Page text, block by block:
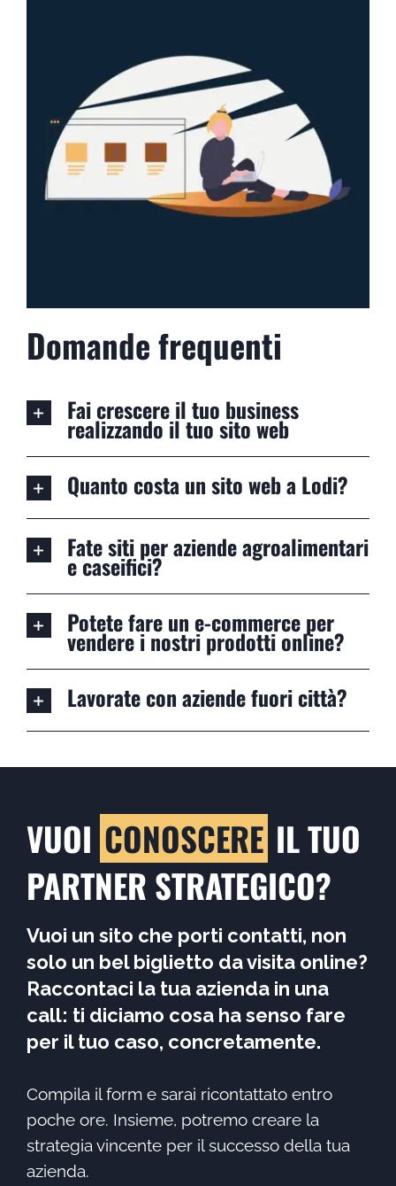
Domande frequenti
Fai crescere il tuo business
realizzando il tuo sito web
Quanto costa un sito web a Lodi?
Fate siti per aziende agroalimentari
e caseifici?
Potete fare un e-commerce per
vendere i nostri prodotti online?
Lavorate con aziende fuori città?
VUOI CONOSCERE IL TUO
PARTNER STRATEGICO?
Vuoi un sito che porti contatti, non
solo un bel biglietto da visita online?
Raccontaci la tua azienda in una
call: ti diciamo cosa ha senso fare
per il tuo caso, concretamente.
Compila il form e sarai ricontattato entro
poche ore. Insieme, potremo creare la
strategia vincente per il successo della tua
azienda.